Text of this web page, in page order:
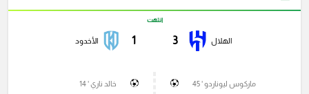
الهلال 3
انتهت
1 الأخدود
ماركوس ليوناردو ' 45 خالد ناري ' 14